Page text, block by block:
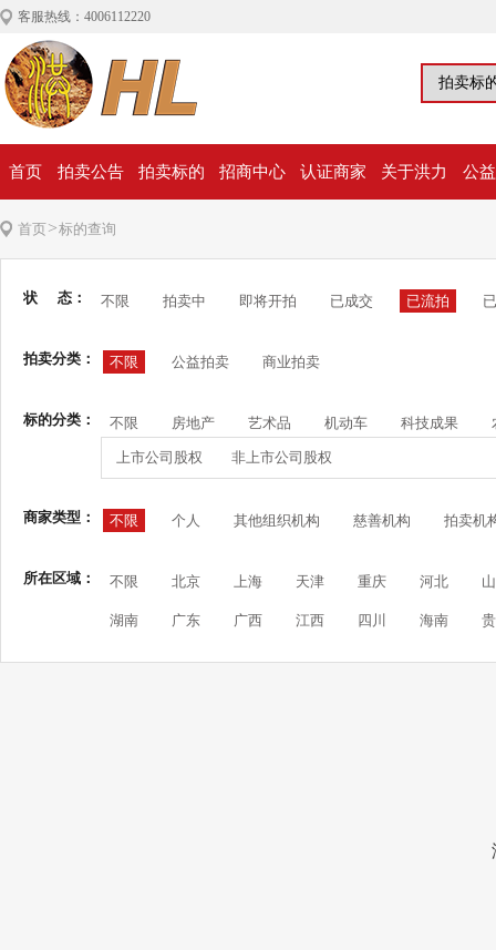
客服热线：4006112220
首页 拍卖公告 拍卖标的 招商中心 认证商家 关于洪力 公
首页>标的查询
状 态： 不限 拍卖中 即将开拍 已成交 已流拍
拍卖分类： 不限 公益拍卖 商业拍卖
标的分类： 不限 房地产 艺术品 机动车 科技成果
上市公司股权 非上市公司股权
商家类型： 不限 个人 其他组织机构 慈善机构 拍卖机
所在区域： 不限 北京 上海 天津 重庆 河北
湖南 广东 广西 江西 四川 海南